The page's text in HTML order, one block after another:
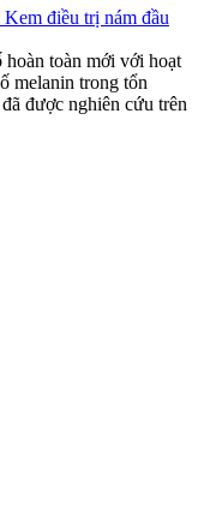
điều trị nám đầu
hoàn toàn mới với hoạt
melanin trong tổn
được nghiên cứu trên